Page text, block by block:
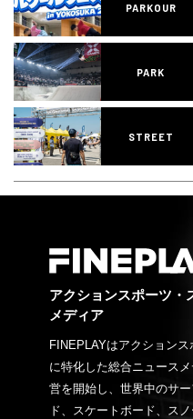
PARKOUR
PARK
STREET
アクションスポーツ・
メディア
FINEPLAYはアクション
に特化した総合ニュース
営を開始し、世界中のサ
ド、スケートボード、ス